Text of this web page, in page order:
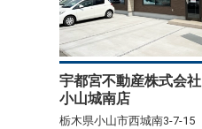
宇都宮不動産株式会社
小山城南店
栃木県小山市西城南3-7-15